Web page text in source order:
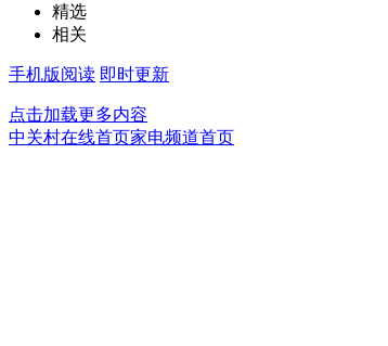
精选
相关
手机版阅读 即时更新
点击加载更多内容
中关村在线首页家电频道首页